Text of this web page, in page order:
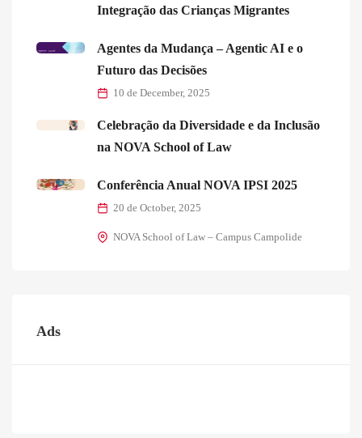
Integração das Crianças Migrantes
Agentes da Mudança – Agentic AI e o
Futuro das Decisões
10 de December, 2025
Celebração da Diversidade e da Inclusão
na NOVA School of Law
Conferência Anual NOVA IPSI 2025
20 de October, 2025
NOVA School of Law – Campus Campolide
Ads